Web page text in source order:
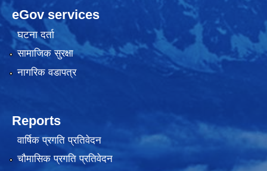
eGov services
घटना दर्ता
सामाजिक सुरक्षा
नागरिक वडापत्र
Reports
वार्षिक प्रगति प्रतिवेदन
चौमासिक प्रगति प्रतिवेदन